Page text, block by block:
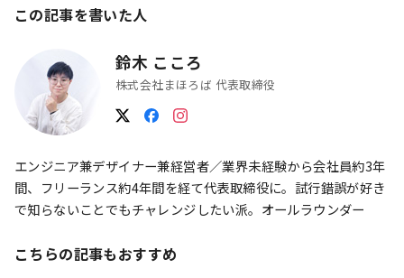
この記事を書いた人
鈴木 こころ
株式会社まほろば 代表取締役
エンジニア兼デザイナー兼経営者／業界未経験から会社員約3年
間、フリーランス約4年間を経て代表取締役に。試行錯誤が好き
で知らないことでもチャレンジしたい派。オールラウンダー
こちらの記事もおすすめ